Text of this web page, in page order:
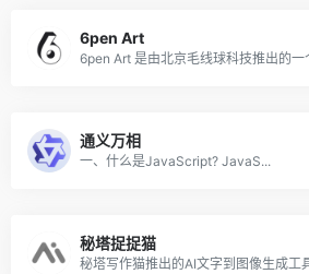
6pen Art
通义万相
一、什么是JavaScript? JavaS...
秘塔捉捉猫
秘塔写作猫推出的AI文字到图像生成工